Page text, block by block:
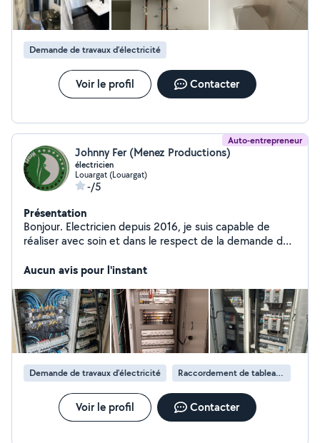
Demande de travaux d’électricité
Voir le profil Contacter
Auto-entrepreneur
Johnny Fer (Menez Productions)
électricien
Louargat (Louargat)
-/5
Présentation
Bonjour. Electricien depuis 2016, je suis capable de
réaliser avec soin et dans le respect de la demande du
Je réalise également tous types de tableaux électriques
d'expérience). De plus, je fais un diagnostic électrique
complet informatif de l'état d'installation compris dans
les travaux de devis sans coût supplémentaire pour
garantir une sécurité renforcé électrique de la maison
ou bâtiment. Cela permet de toucher au domaine de
l'habitat sain car une électricité mauvaise peut impacter
sur la santé et le sommeil du particulier.
Aucun avis pour l'instant
Demande de travaux d’électricité Raccordement de tableau électrique
Voir le profil Contacter